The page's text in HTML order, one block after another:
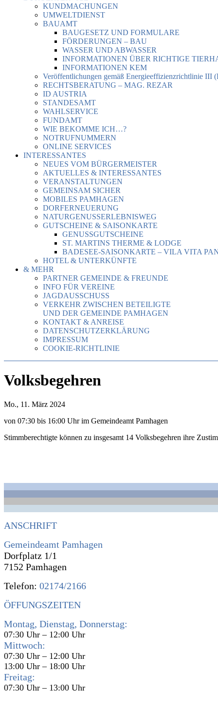
KUNDMACHUNGEN
UMWELTDIENST
BAUAMT
BAUGESETZ UND FORMULARE
FÖRDERUNGEN – BAU
WASSER UND ABWASSER
INFORMATIONEN ÜBER RICHTIGE
INFORMATIONEN KEM
Veröffentlichungen gemäß Energieeffizienzrichtlinie III
RECHTSBERATUNG – MAG. REZAR
ID AUSTRIA
STANDESAMT
WAHLSERVICE
FUNDAMT
WIE BEKOMME ICH…?
NOTRUFNUMMERN
ONLINE SERVICES
INTERESSANTES
NEUES VOM BÜRGERMEISTER
AKTUELLES & INTERESSANTES
VERANSTALTUNGEN
GEMEINSAM SICHER
MOBILES PAMHAGEN
DORFERNEUERUNG
NATURGENUSSERLEBNISWEG
GUTSCHEINE & SAISONKARTE
GENUSSGUTSCHEINE
ST. MARTINS THERME & LODGE
BADESEE-SAISONKARTE – VILA VITA
HOTEL & UNTERKÜNFTE
& MEHR
PARTNER GEMEINDE & FREUNDE
INFO FÜR VEREINE
JAGDAUSSCHUSS
VERKEHR ZWISCHEN BETEILIGTE
UND DER GEMEINDE PAMHAGEN
KONTAKT & ANREISE
DATENSCHUTZERKLÄRUNG
IMPRESSUM
COOKIE-RICHTLINIE
Volksbegehren
Mo., 11. März 2024
von 07:30 bis 16:00 Uhr im Gemeindeamt Pamhagen
Stimmberechtigte können zu insgesamt 14 Volksbegehren ihre
ANSCHRIFT
Gemeindeamt Pamhagen
Dorfplatz 1/1
7152 Pamhagen
Telefon: 02174/2166
ÖFFUNGSZEITEN
Montag, Dienstag, Donnerstag:
07:30 Uhr – 12:00 Uhr
Mittwoch:
07:30 Uhr – 12:00 Uhr
13:00 Uhr – 18:00 Uhr
Freitag:
07:30 Uhr – 13:00 Uhr